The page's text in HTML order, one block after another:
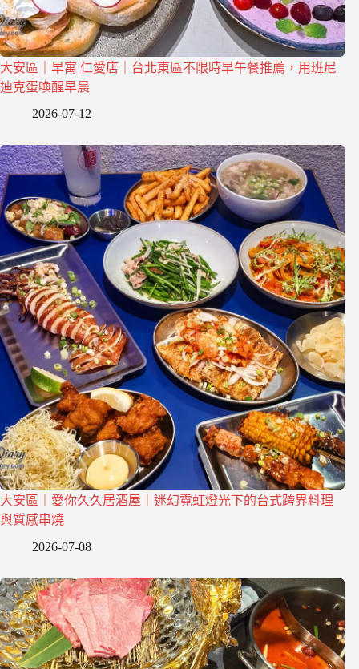
大安區｜早寓 仁愛店｜台北東區不限時早午餐推薦，用班尼
迪克蛋喚醒早晨
2026-07-12
大安區｜愛你久久居酒屋｜迷幻霓虹燈光下的台式跨界料理
與質感串燒
2026-07-08